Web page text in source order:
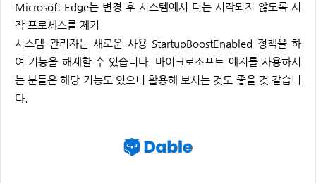
Microsoft Edge는 변경 후 시스템에서 더는 시작되지 않도록 시
작 프로세스를 제거
시스템 관리자는 새로운 사용 StartupBoostEnabled 정책을 하
여 기능을 해제할 수 있습니다. 마이크로소프트 에지를 사용하시
는 분들은 해당 기능도 있으니 활용해 보시는 것도 좋을 것 같습니
다.